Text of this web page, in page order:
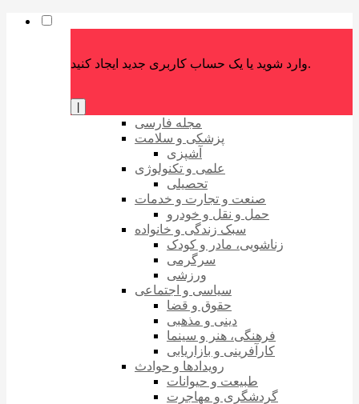
وارد شوید یا یک حساب کاربری جدید ایجاد کنید.
مجله فارسی
پزشکی و سلامت
آشپزی
علمی و تکنولوژی
تحصیلی
صنعت و تجارت و خدمات
حمل و نقل و خودرو
سبک زندگی و خانواده
زناشویی، مادر و کودک
سرگرمی
ورزشی
سیاسی و اجتماعی
حقوق و قضا
دینی و مذهبی
فرهنگی، هنر و سینما
کارآفرینی و بازاریابی
رویدادها و حوادث
طبیعت و حیوانات
گردشگری و مهاجرت